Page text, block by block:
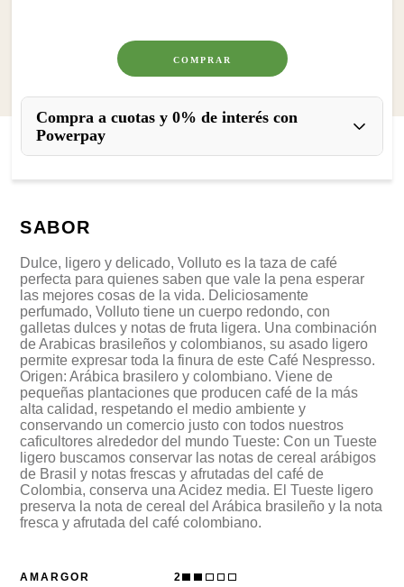
COMPRAR
Compra a cuotas y 0% de interés con
Powerpay
SABOR
Dulce, ligero y delicado, Volluto es la taza de café
perfecta para quienes saben que vale la pena esperar
las mejores cosas de la vida. Deliciosamente
perfumado, Volluto tiene un cuerpo redondo, con
galletas dulces y notas de fruta ligera. Una combinación
de Arabicas brasileños y colombianos, su asado ligero
permite expresar toda la finura de este Café Nespresso.
Origen: Arábica brasilero y colombiano. Viene de
pequeñas plantaciones que producen café de la más
alta calidad, respetando el medio ambiente y
conservando un comercio justo con todos nuestros
caficultores alrededor del mundo Tueste: Con un Tueste
ligero buscamos conservar las notas de cereal arábigos
de Brasil y notas frescas y afrutadas del café de
Colombia, conserva una Acidez media. El Tueste ligero
preserva la nota de cereal del Arábica brasileño y la nota
fresca y afrutada del café colombiano.
AMARGOR 2